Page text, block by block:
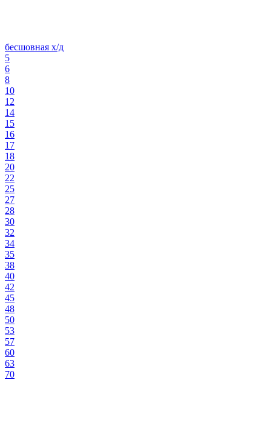
бесшовная х/д
5
6
8
10
12
14
15
16
17
18
20
22
25
27
28
30
32
34
35
38
40
42
45
48
50
53
57
60
63
70